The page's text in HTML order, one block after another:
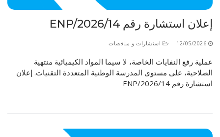
إعلان استشارة رقم 14/ENP/2026
12/05/2026 استشارات و مناقصات
عملية رفع النفايات الخاصة، لا سيما المواد الكيميائية منتهية
الصلاحية، على مستوى المدرسة الوطنية المتعددة التقنيات. إعلان
استشارة رقم 14/ENP/2026